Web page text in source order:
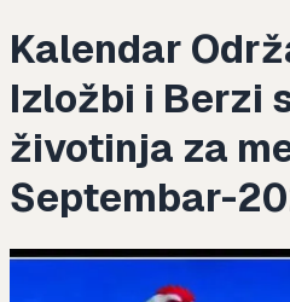
Kalendar
Izložbi i Berzi
životinja za
Septembar-